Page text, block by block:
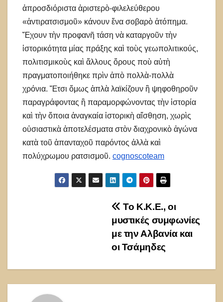
ἀπροσδιόριστα ἀριστερὸ-φιλελεύθερου
«ἀντιρατσισμοῦ» κάνουν ἕνα σοβαρὸ ἀτόπημα.
Ἔχουν τὴν προφανῆ τάση νὰ καταργοῦν τὴν
ἱστορικότητα μίας πράξης καὶ τοὺς γεωπολιτικούς,
πολιτισμικοὺς καὶ ἄλλους ὅρους ποὺ αὐτὴ
πραγματοποιήθηκε πρὶν ἀπὸ πολλὰ-πολλὰ
χρόνια. Ἔτσι ὅμως ἁπλὰ λαϊκίζουν ἢ ψηφοθηροῦν
παραγράφοντας ἢ παραμορφώνοντας τὴν ἱστορία
καὶ τὴν ὅποια ἀναγκαία ἱστορικὴ αἴσθηση, χωρὶς
οὐσιαστικὰ ἀποτελέσματα στὸν διαχρονικὸ ἀγώνα
κατὰ τοῦ ἁπανταχοῦ παρόντος ἀλλὰ καὶ
πολύχρωμου ρατσισμοῦ. cognoscoteam
Το Κ.Κ.Ε., οι
μυστικές συμφωνίες
με την Αλβανία και
οι Τσάμηδες